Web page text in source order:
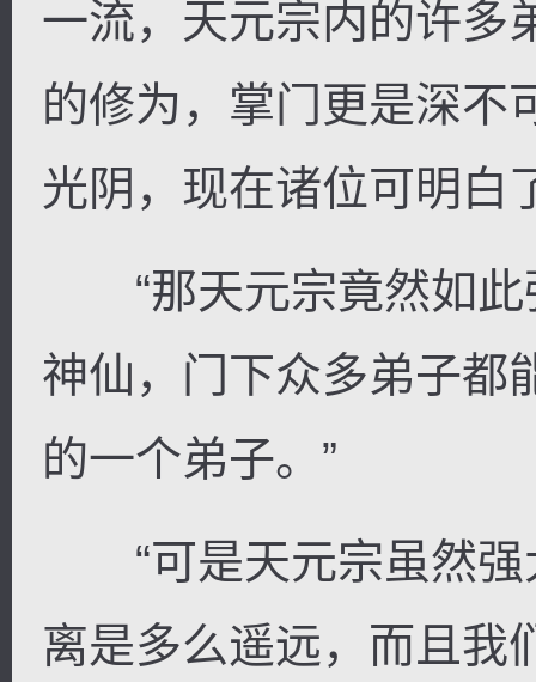
一流，天元宗内的许多
的修为，掌门更是深不
光阴，现在诸位可明白
“那天元宗竟然如此
神仙，门下众多弟子都
的一个弟子。”
“可是天元宗虽然强
离是多么遥远，而且我